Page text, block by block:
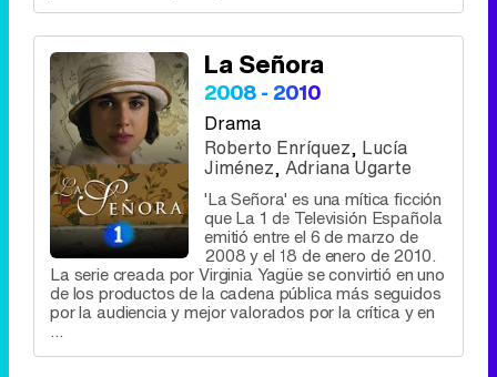
La Señora
2008 - 2010
Drama
Roberto Enríquez, Lucía
Jiménez, Adriana Ugarte
'La Señora' es una mítica ficción
que La 1 de Televisión Española
emitió entre el 6 de marzo de
2008 y el 18 de enero de 2010.
La serie creada por Virginia Yagüe se convirtió en uno
de los productos de la cadena pública más seguidos
por la audiencia y mejor valorados por la crítica y en
...